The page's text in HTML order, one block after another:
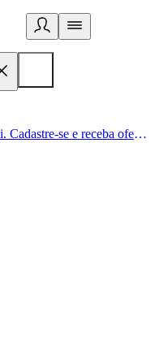
Um estilo de vida saudável começa aqui. Cadastre-se e receba ofertas exclusivas.